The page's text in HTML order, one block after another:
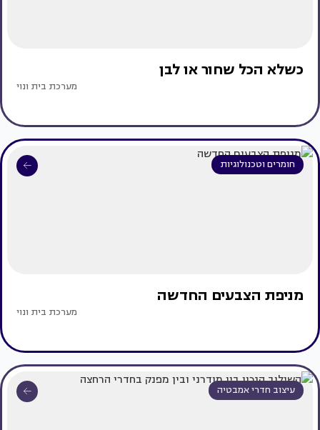
כשלא הכל שחור או לבן
מערכת בית ונוי
חומרים וטכנולוגיות
מניפת הצבעים החדשה
מערכת בית ונוי
עיצוב חדרי אמבטיה